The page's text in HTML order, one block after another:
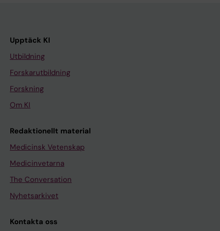
Upptäck KI
Utbildning
Forskarutbildning
Forskning
Om KI
Redaktionellt material
Medicinsk Vetenskap
Medicinvetarna
The Conversation
Nyhetsarkivet
Kontakta oss